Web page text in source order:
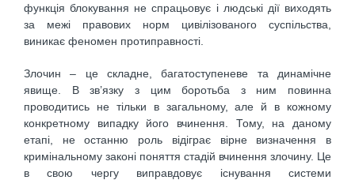
функція блокування не спрацьовує і людські дії виходять
за межі правових норм цивілізованого суспільства,
виникає феномен протиправності.
Злочин – це складне, багатоступеневе та динамічне
явище. В зв’язку з цим боротьба з ним повинна
проводитись не тільки в загальному, але й в кожному
конкретному випадку його вчинення. Тому, на даному
етапі, не останню роль відіграє вірне визначення в
кримінальному законі поняття стадій вчинення злочину. Це
в свою чергу виправдовує існування системи